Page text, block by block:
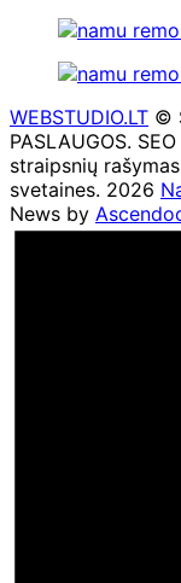
WEBSTUDIO.LT ©
PASLAUGOS.
straipsnių
svetaines. 2026
News by